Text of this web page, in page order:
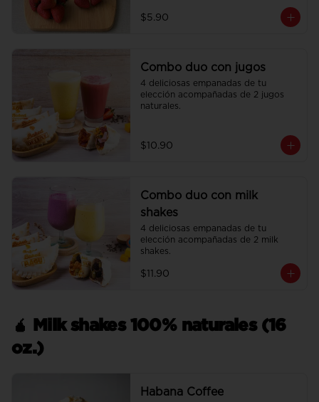
$5.90
Combo duo con jugos
4 deliciosas empanadas de tu
elección acompañadas de 2 jugos
naturales.
$10.90
Combo duo con milk
shakes
4 deliciosas empanadas de tu
elección acompañadas de 2 milk
shakes.
$11.90
🧉 Milk shakes 100% naturales (16
oz.)
Habana Coffee